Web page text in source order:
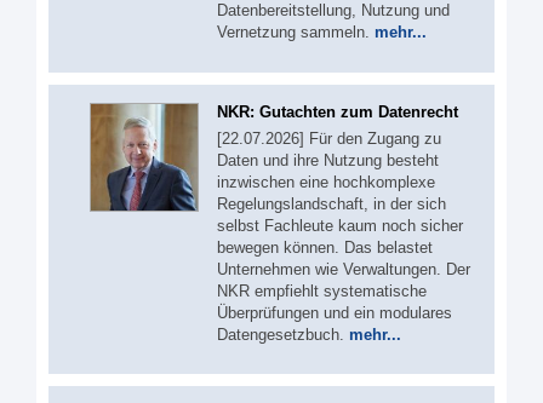
Datenbereitstellung, Nutzung und
Vernetzung sammeln. mehr...
NKR: Gutachten zum Datenrecht
[22.07.2026] Für den Zugang zu
Daten und ihre Nutzung besteht
inzwischen eine hochkomplexe
Regelungslandschaft, in der sich
selbst Fachleute kaum noch sicher
bewegen können. Das belastet
Unternehmen wie Verwaltungen. Der
NKR empfiehlt systematische
Überprüfungen und ein modulares
Datengesetzbuch. mehr...